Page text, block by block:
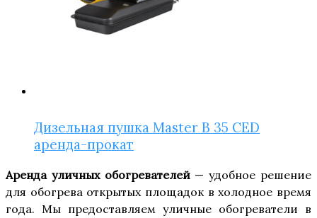
Дизельная пушка Master B 35 CED
аренда-прокат
Арен­да улич­ных обо­гре­ва­те­лей — удоб­ное реше­ние
для обо­гре­ва откры­тых пло­ща­док в холод­ное вре­мя
года. Мы предо­став­ля­ем улич­ные обо­гре­ва­те­ли в